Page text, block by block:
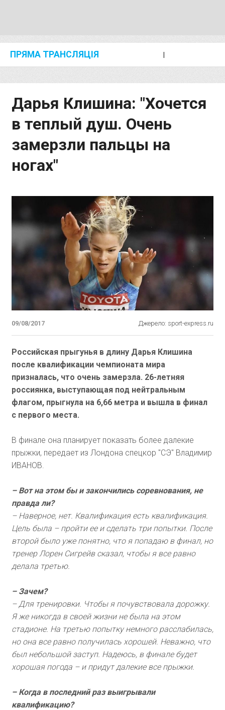
ПРЯМА ТРАНСЛЯЦІЯ I
Дарья Клишина: "Хочется
в теплый душ. Очень
замерзли пальцы на
ногах"
09/08/2017 Джерело: sport-express.ru
Российская прыгунья в длину Дарья Клишина
после квалификации чемпионата мира
призналась, что очень замерзла. 26-летняя
россиянка, выступающая под нейтральным
флагом, прыгнула на 6,66 метра и вышла в финал
с первого места.
В финале она планирует показать более далекие
прыжки, передает из Лондона спецкор "СЭ" Владимир
ИВАНОВ.
– Вот на этом бы и закончились соревнования, не
правда ли?
– Наверное, нет. Квалификация есть квалификация.
Цель была – пройти ее и сделать три попытки. После
второй было уже понятно, что я попадаю в финал, но
тренер Лорен Сигрейв сказал, чтобы я все равно
делала третью.
– Зачем?
– Для тренировки. Чтобы я почувствовала дорожку.
Я же никогда в своей жизни не была на этом
стадионе. На третью попытку немного расслабилась,
но она все равно получилась хорошей. Неважно, что
был небольшой заступ. Надеюсь, в финале будет
хорошая погода – и придут далекие все прыжки.
– Когда в последний раз выигрывали
квалификацию?